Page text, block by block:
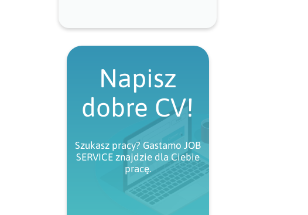
Napisz
dobre CV!
Szukasz pracy? Gastamo JOB
SERVICE znajdzie dla Ciebie
pracę.